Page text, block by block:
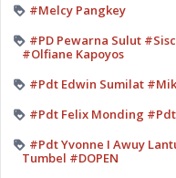
#Melcy Pangkey
#PD Pewarna Sulut
#Olfiane Kapoyos
#Pdt Edwin Sumilat
#Pdt Felix Monding
#Pdt Yvonne I Awuy
Tumbel #DOPEN